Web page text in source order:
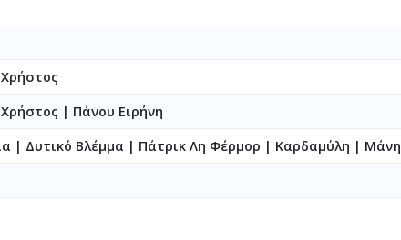
| Πάνου Ειρήνη
| Δυτικό Βλέμμα | Πάτρικ Λη Φέρμορ | Καρδαμύλη | Μάνη